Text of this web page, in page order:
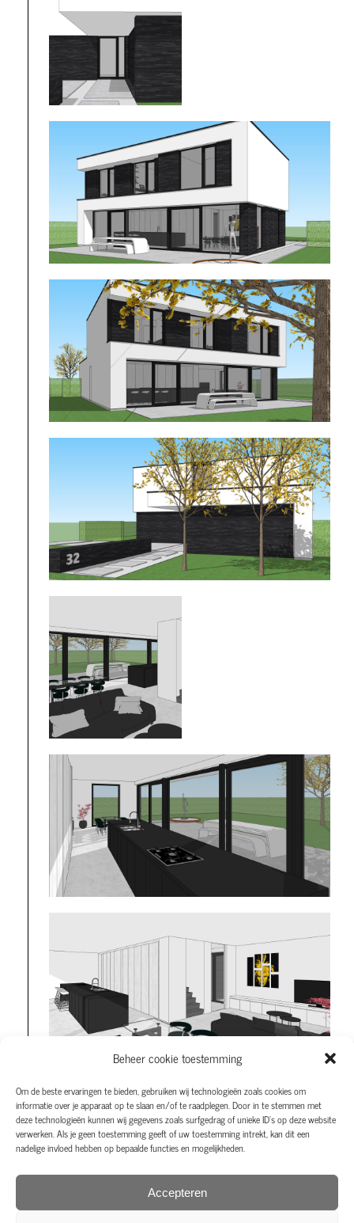
Beheer cookie toestemming
Om de beste ervaringen te bieden, gebruiken wij technologieën zoals cookies om
informatie over je apparaat op te slaan en/of te raadplegen. Door in te stemmen met
deze technologieën kunnen wij gegevens zoals surfgedrag of unieke ID's op deze website
verwerken. Als je geen toestemming geeft of uw toestemming intrekt, kan dit een
nadelige invloed hebben op bepaalde functies en mogelijkheden.
Accepteren